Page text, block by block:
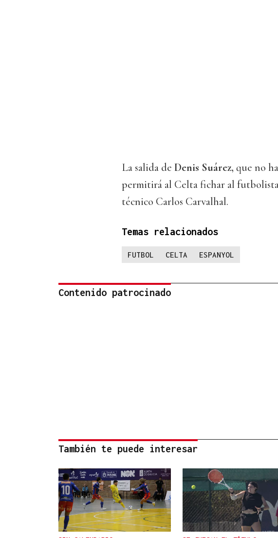
La salida de Denis Suárez, que no
permitirá al Celta fichar al
técnico Carlos Carvalhal.
Temas relacionados
FUTBOL CELTA ESPANYOL
Contenido patrocinado
También te puede interesar